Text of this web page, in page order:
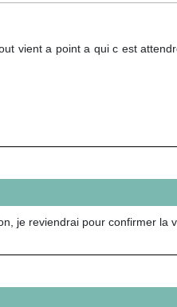
vient a point a qui c est
je reviendrai pour confirmer la